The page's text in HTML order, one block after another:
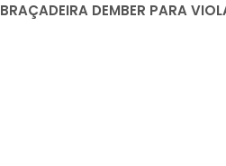
BRAÇADEIRA DEMBER PARA